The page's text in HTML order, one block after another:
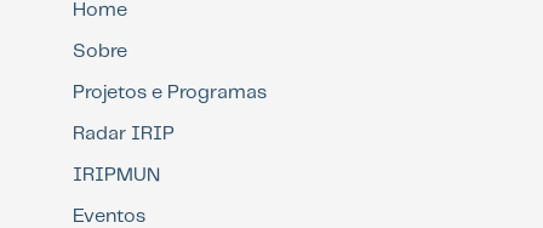
Home
Sobre
Projetos e Programas
Radar IRIP
IRIPMUN
Eventos